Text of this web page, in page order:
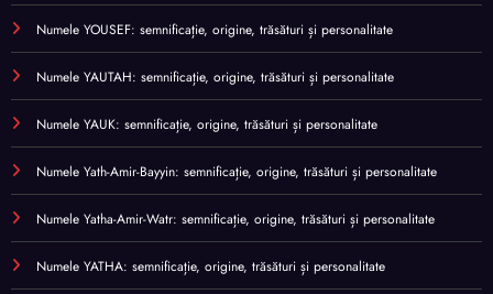
Numele YOUSEF: semnificație, origine, trăsături și personalitate
Numele YAUTAH: semnificație, origine, trăsături și personalitate
Numele YAUK: semnificație, origine, trăsături și personalitate
Numele Yath-Amir-Bayyin: semnificație, origine, trăsături și personalitate
Numele Yatha-Amir-Watr: semnificație, origine, trăsături și personalitate
Numele YATHA: semnificație, origine, trăsături și personalitate